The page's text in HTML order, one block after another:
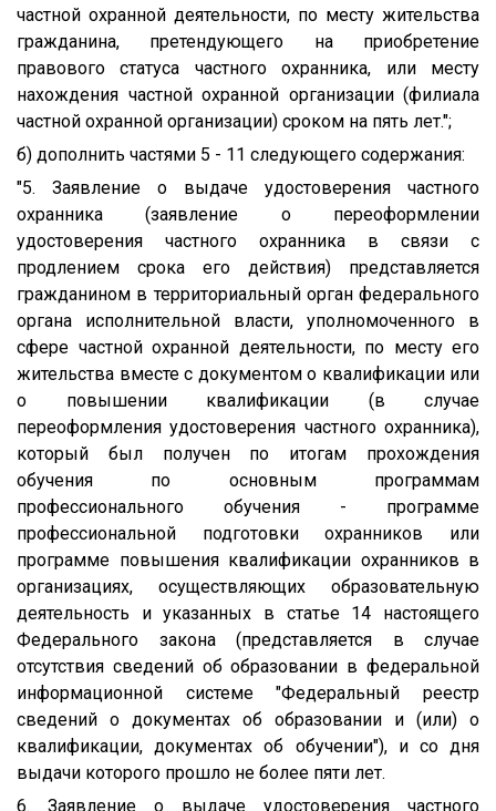
частной охранной деятельности, по месту жительства
гражданина, претендующего на приобретение
правового статуса частного охранника, или месту
нахождения частной охранной организации (филиала
частной охранной организации) сроком на пять лет.";
б) дополнить частями 5 - 11 следующего содержания:
"5. Заявление о выдаче удостоверения частного
охранника (заявление о переоформлении
удостоверения частного охранника в связи с
продлением срока его действия) представляется
гражданином в территориальный орган федерального
органа исполнительной власти, уполномоченного в
сфере частной охранной деятельности, по месту его
жительства вместе с документом о квалификации или
о повышении квалификации (в случае
переоформления удостоверения частного охранника),
который был получен по итогам прохождения
обучения по основным программам
профессионального обучения - программе
профессиональной подготовки охранников или
программе повышения квалификации охранников в
организациях, осуществляющих образовательную
деятельность и указанных в статье 14 настоящего
Федерального закона (представляется в случае
отсутствия сведений об образовании в федеральной
информационной системе "Федеральный реестр
сведений о документах об образовании и (или) о
квалификации, документах об обучении"), и со дня
выдачи которого прошло не более пяти лет.
6. Заявление о выдаче удостоверения частного